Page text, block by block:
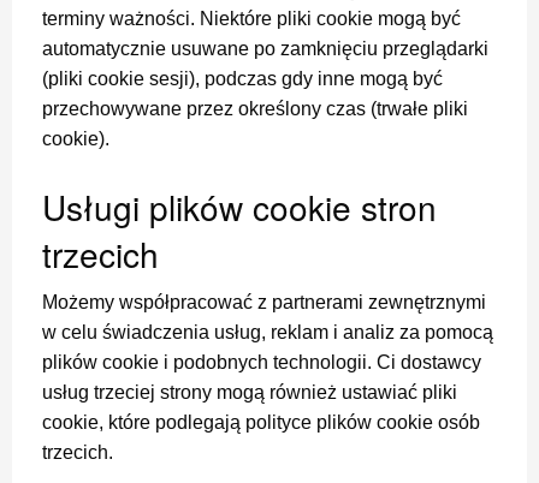
terminy ważności. Niektóre pliki cookie mogą być
automatycznie usuwane po zamknięciu przeglądarki
(pliki cookie sesji), podczas gdy inne mogą być
przechowywane przez określony czas (trwałe pliki
cookie).
Usługi plików cookie stron
trzecich
Możemy współpracować z partnerami zewnętrznymi
w celu świadczenia usług, reklam i analiz za pomocą
plików cookie i podobnych technologii. Ci dostawcy
usług trzeciej strony mogą również ustawiać pliki
cookie, które podlegają polityce plików cookie osób
trzecich.